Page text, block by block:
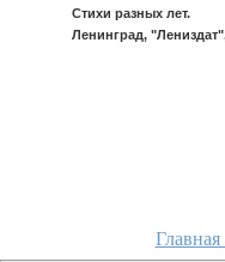
Стихи разных лет.
Ленинград,